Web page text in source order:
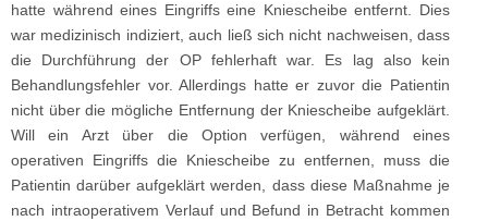
hatte während eines Eingriffs eine Kniescheibe entfernt. Dies
war medizinisch indiziert, auch ließ sich nicht nachweisen, dass
die Durchführung der OP fehlerhaft war. Es lag also kein
Behandlungsfehler vor. Allerdings hatte er zuvor die Patientin
nicht über die mögliche Entfernung der Kniescheibe aufgeklärt.
Will ein Arzt über die Option verfügen, während eines
operativen Eingriffs die Kniescheibe zu entfernen, muss die
Patientin darüber aufgeklärt werden, dass diese Maßnahme je
nach intraoperativem Verlauf und Befund in Betracht kommen